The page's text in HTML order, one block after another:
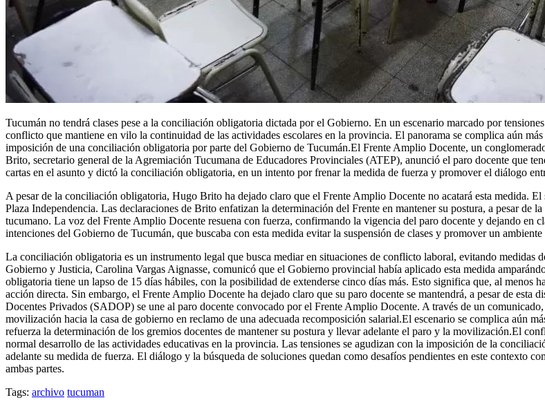
Tucumán no tendrá clases pese a la conciliación obligatoria dictada por el Gobierno. En un escenario marcado por
conflicto que mantiene en vilo la continuidad de las actividades escolares en la provincia. El panorama se complica aún
imposición de una conciliación obligatoria por parte del Gobierno de Tucumán.El Frente Amplio Docente, un
Brito, secretario general de la Agremiación Tucumana de Educadores Provinciales (ATEP), anunció el paro docente que
cartas en el asunto y dictó la conciliación obligatoria, en un intento por frenar la medida de fuerza y promover el diálogo
A pesar de la conciliación obligatoria, Hugo Brito ha dejado claro que el Frente Amplio Docente no acatará esta medida.
Plaza Independencia. Las declaraciones de Brito enfatizan la determinación del Frente en mantener su postura, a pesar
tucumano. La voz del Frente Amplio Docente resuena con fuerza, confirmando la vigencia del paro docente y dejando en
intenciones del Gobierno de Tucumán, que buscaba con esta medida evitar la suspensión de clases y promover un
La conciliación obligatoria es un instrumento legal que busca mediar en situaciones de conflicto laboral, evitando medidas
Gobierno y Justicia, Carolina Vargas Aignasse, comunicó que el Gobierno provincial había aplicado esta medida
obligatoria tiene un lapso de 15 días hábiles, con la posibilidad de extenderse cinco días más. Esto significa que, al menos
acción directa. Sin embargo, el Frente Amplio Docente ha dejado claro que su paro docente se mantendrá, a pesar de
Docentes Privados (SADOP) se une al paro docente convocado por el Frente Amplio Docente. A través de un
movilización hacia la casa de gobierno en reclamo de una adecuada recomposición salarial.El escenario se complica aún
refuerza la determinación de los gremios docentes de mantener su postura y llevar adelante el paro y la movilización.El
normal desarrollo de las actividades educativas en la provincia. Las tensiones se agudizan con la imposición de la
adelante su medida de fuerza. El diálogo y la búsqueda de soluciones quedan como desafíos pendientes en este contexto
ambas partes.
Tags: archivo tucuman